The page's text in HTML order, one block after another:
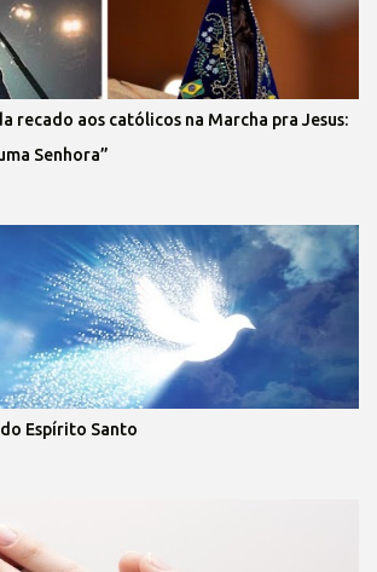
recado aos católicos na Marcha pra Jesus:
Senhora”
Espírito Santo